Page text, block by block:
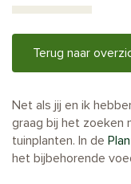
Terug naar
Net als jij en ik
graag bij het zoeken
tuinplanten. In de
het bijbehorende